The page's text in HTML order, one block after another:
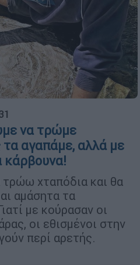
να τρώμε
τα αγαπάμε, αλλά με
κάρβουνα!
τρώω χταπόδια και θα
αμάσητα τα
με κούρασαν οι
οι εθισμένοι στην
περί αρετής.